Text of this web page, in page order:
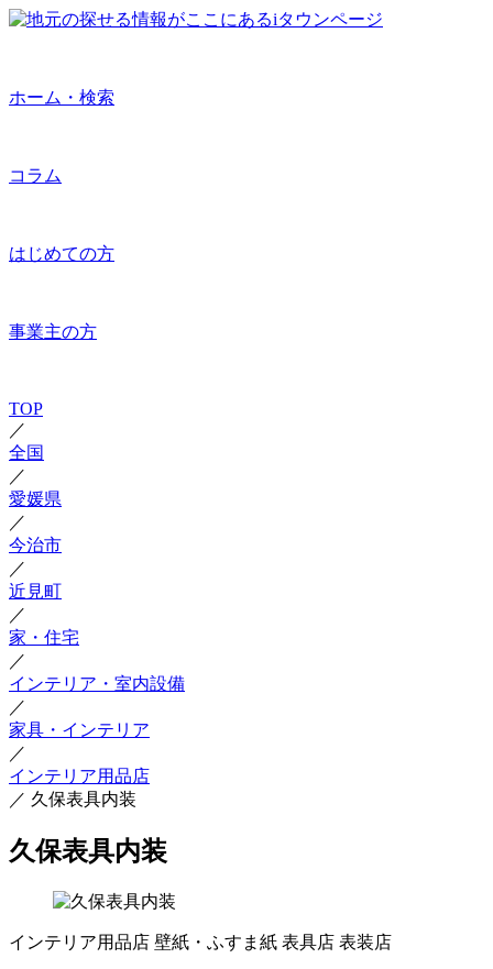
ホーム・検索
コラム
はじめての方
事業主の方
TOP
／
全国
／
愛媛県
／
今治市
／
近見町
／
家・住宅
／
インテリア・室内設備
／
家具・インテリア
／
インテリア用品店
／ 久保表具内装
久保表具内装
インテリア用品店 壁紙・ふすま紙 表具店 表装店